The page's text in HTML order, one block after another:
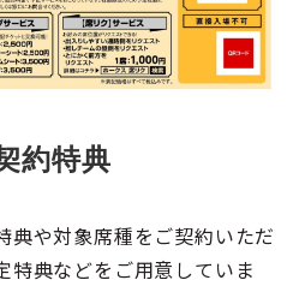
約特典
典や対象席種をご契約いただ
特典などをご用意していま